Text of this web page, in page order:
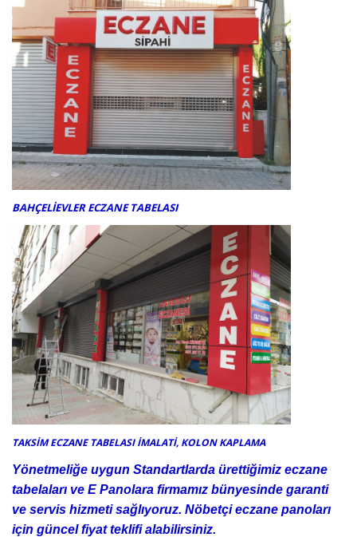
BAHÇELİEVLER ECZANE TABELASI
TAKSİM ECZANE TABELASI İMALATİ, KOLON KAPLAMA
Yönetmeliğe uygun Standartlarda ürettiğimiz eczane
tabelaları ve E Panolara firmamız bünyesinde garanti
ve servis hizmeti sağlıyoruz. Nöbetçi eczane panoları
için güncel fiyat teklifi alabilirsiniz.